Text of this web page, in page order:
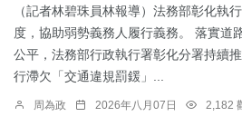
（記者林碧珠員林報導）法務部彰化執
度，協助弱勢義務人履行義務。 落實道
公平，法務部行政執行署彰化分署持續
行滯欠「交通違規罰鍰」...
周為政 2026年八月07日 2,182